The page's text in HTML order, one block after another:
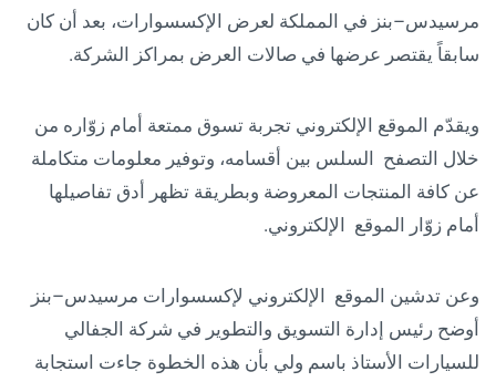
مرسيدس–بنز في المملكة لعرض الإكسسوارات، بعد أن كان
سابقاً يقتصر عرضها في صالات العرض بمراكز الشركة.
ويقدّم الموقع الإلكتروني تجربة تسوق ممتعة أمام زوّاره من
خلال التصفح السلس بين أقسامه، وتوفير معلومات متكاملة
عن كافة المنتجات المعروضة وبطريقة تظهر أدق تفاصيلها
أمام زوّار الموقع الإلكتروني.
وعن تدشين الموقع الإلكتروني لإكسسوارات مرسيدس–بنز
أوضح رئيس إدارة التسويق والتطوير في شركة الجفالي
للسيارات الأستاذ باسم ولي بأن هذه الخطوة جاءت استجابة